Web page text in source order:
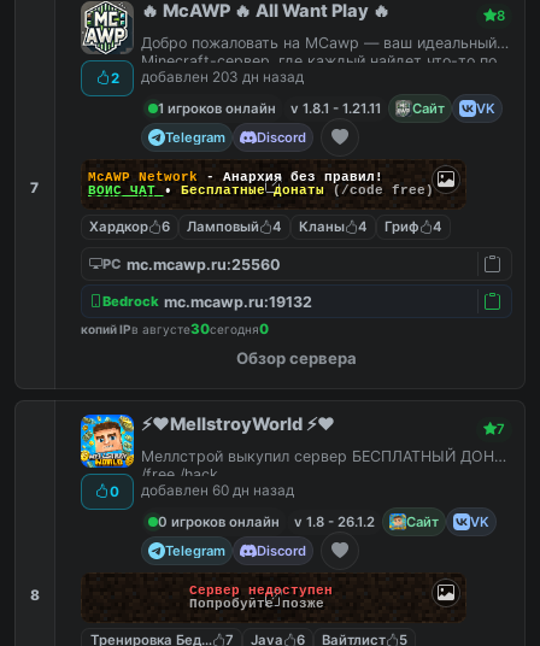
7
2
🔥 McAWP 🔥 All Want Play 🔥 8
Добро пожаловать на MCawp — ваш идеальный
Minecraft-сервер, где каждый найдет что-то по
душе!
добавлен 203 дн назад
1 игроков онлайн
v 1.8.1 - 1.21.11 Сайт
VK
Telegram
Discord
McAWP Network
- Анархия без правил!
ВОЙС ЧАТ
• Бесплатные донаты (/code free)
Хардкор 6 Ламповый 4 Кланы 4 Гриф 4
PC mc.mcawp.ru:25560
Bedrock mc.mcawp.ru:19132
копий IPв августе30сегодня0
Обзор сервера
8
0
⚡️❤️MellstroyWorld ⚡️❤️ 7
Меллстрой выкупил сервер БЕСПЛАТНЫЙ ДОНАТ
/free /hack
добавлен 60 дн назад
0 игроков онлайн
v 1.8 - 26.1.2 Сайт
VK
Telegram
Discord
Сервер недоступен
Попробуйте позже
Тренировка Бед Варс
7 Java 6 Вайтлист
5